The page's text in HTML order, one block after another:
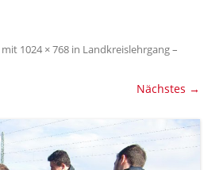
mit 1024 × 768 in Landkreislehrgang –
Nächstes →